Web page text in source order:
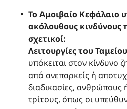
Το Αμοιβαίο Κεφάλαιο
ακόλουθους κινδύνους
σχετικοί:
Λειτουργίες του
υπόκειται στον κίνδυνο
από ανεπαρκείς ή
διαδικασίες,
τρίτους, όπως οι